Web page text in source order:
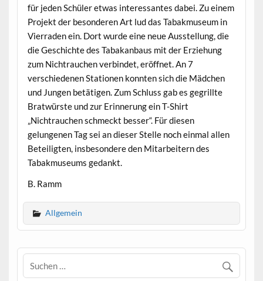
für jeden Schüler etwas interessantes dabei. Zu einem
Projekt der besonderen Art lud das Tabakmuseum in
Vierraden ein. Dort wurde eine neue Ausstellung, die
die Geschichte des Tabakanbaus mit der Erziehung
zum Nichtrauchen verbindet, eröffnet. An 7
verschiedenen Stationen konnten sich die Mädchen
und Jungen betätigen. Zum Schluss gab es gegrillte
Bratwürste und zur Erinnerung ein T-Shirt
„Nichtrauchen schmeckt besser“. Für diesen
gelungenen Tag sei an dieser Stelle noch einmal allen
Beteiligten, insbesondere den Mitarbeitern des
Tabakmuseums gedankt.
B. Ramm
Allgemein